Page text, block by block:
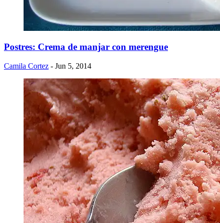
Postres: Crema de manjar con merengue
Camila Cortez - Jun 5, 2014